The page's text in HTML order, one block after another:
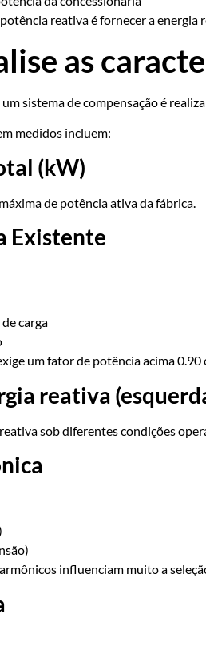
reativa é fornecer a
as
sistema de compensação é
medidos incluem:
(kW)
de potência ativa da fábrica.
Existente
carga
um fator de potência acima 0.90
reativa
sob diferentes condições
influenciam muito a